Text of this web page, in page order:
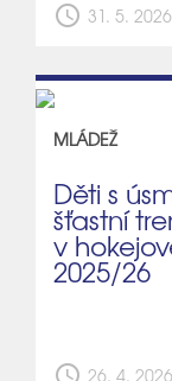
schedule 31. 5. 2026
MLÁDEŽ
Děti s
šťastní
v
2025/26
schedule 26. 4. 2026